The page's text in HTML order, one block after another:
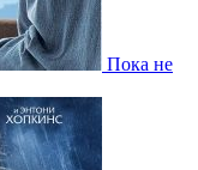
Пока не